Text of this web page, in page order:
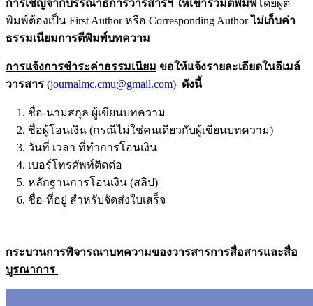
การเชิญจากบรรณาธิการวารสารฯ ให้เข้าร่วมตีพิมพ์โดยผู้ตี
พิมพ์ต้องเป็น First Author หรือ Corresponding Authorไม่เก็บค่า
ธรรมเนียมการตีพิมพ์บทความ
การแจ้งการชำระค่าธรรมเนียม ขอให้แจ้งรายละเอียดในอีเมล์
วารสาร (journalmc.cmu@gmail.com) ดังนี้
1. ชื่อ-นามสกุล ผู้เขียนบทความ
2. ชื่อผู้โอนเงิน (กรณีไม่ใช่คนเดียวกับผู้เขียนบทความ)
3. วันที่ เวลา ที่ทำการโอนเงิน
4. เบอร์โทรศัพท์ติดต่อ
5. หลักฐานการโอนเงิน (สลิป)
6. ชื่อ-ที่อยู่ สำหรับจัดส่งใบเสร็จ
กระบวนการพิจารณาบทความของวารสารการสื่อสารและสื่อ
บูรณาการ